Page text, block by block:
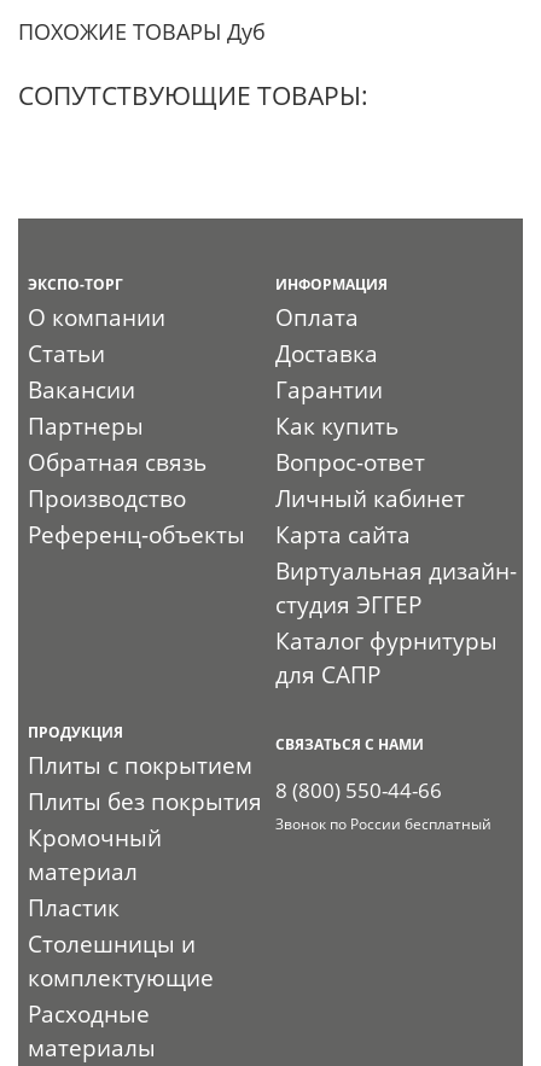
ПОХОЖИЕ ТОВАРЫ Дуб
СОПУТСТВУЮЩИЕ ТОВАРЫ:
ЭКСПО-ТОРГ
О компании
Статьи
Вакансии
Партнеры
Обратная связь
Производство
Референц-объекты
ИНФОРМАЦИЯ
Оплата
Доставка
Гарантии
Как купить
Вопрос-ответ
Личный кабинет
Карта сайта
Виртуальная дизайн-
студия ЭГГЕР
Каталог фурнитуры
для САПР
ПРОДУКЦИЯ
Плиты с покрытием
Плиты без покрытия
Кромочный
материал
Пластик
Столешницы и
комплектующие
Расходные
материалы
СВЯЗАТЬСЯ С НАМИ
8 (800) 550-44-66
Звонок по России бесплатный